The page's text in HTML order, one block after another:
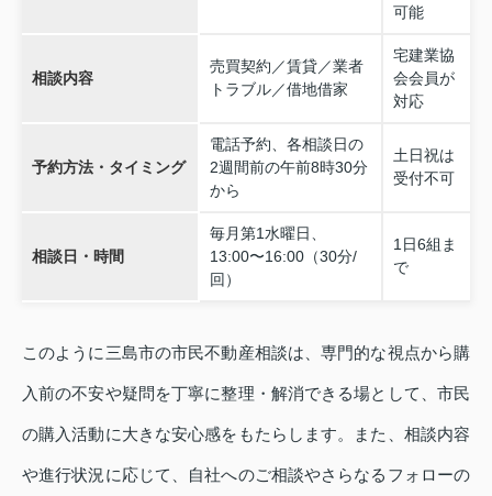
可能
相談内容
売買契約／賃貸／業者
トラブル／借地借家
宅建業協
会会員が
対応
予約方法・タイミング
電話予約、各相談日の
2週間前の午前8時30分
から
土日祝は
受付不可
相談日・時間
毎月第1水曜日、
13:00〜16:00（30分/
回）
1日6組ま
で
このように三島市の市民不動産相談は、専門的な視点から購
入前の不安や疑問を丁寧に整理・解消できる場として、市民
の購入活動に大きな安心感をもたらします。また、相談内容
や進行状況に応じて、自社へのご相談やさらなるフォローの